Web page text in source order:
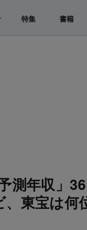
特集 書籍
測年収」
、東宝は何